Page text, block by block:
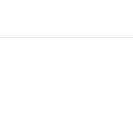
de esta ficha está sujeta a